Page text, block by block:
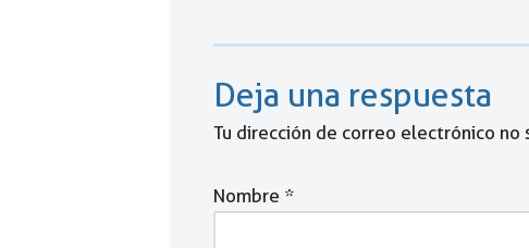
Deja una respuesta
Tu dirección de correo electrónico no
Nombre *